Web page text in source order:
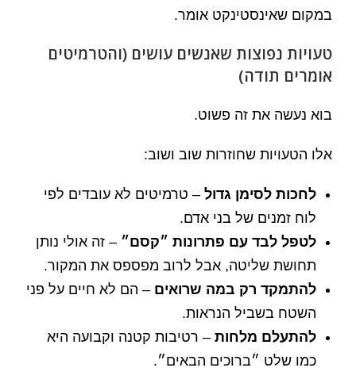
במקום שאינסטינקט אומר.
טעויות נפוצות שאנשים עושים (והטרמיטים
אומרים תודה)
בוא נעשה את זה פשוט.
אלו הטעויות שחוזרות שוב ושוב:
לחכות לסימן גדול – טרמיטים לא עובדים לפי
לוח זמנים של בני אדם.
לטפל לבד עם פתרונות ״קסם״ – זה אולי נותן
תחושת שליטה, אבל לרוב מפספס את המקור.
להתמקד רק במה שרואים – הם לא חיים על פני
השטח בשביל הנראות.
להתעלם מלחות – רטיבות קטנה וקבועה היא
כמו שלט ״ברוכים הבאים״.